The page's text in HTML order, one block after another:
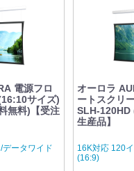
電源フロ
サイズ)
無料)【受注
ータワイド
オーロラ
ートスクリ
SLH-120HD
生産品】
16K対応 120
(16:9)